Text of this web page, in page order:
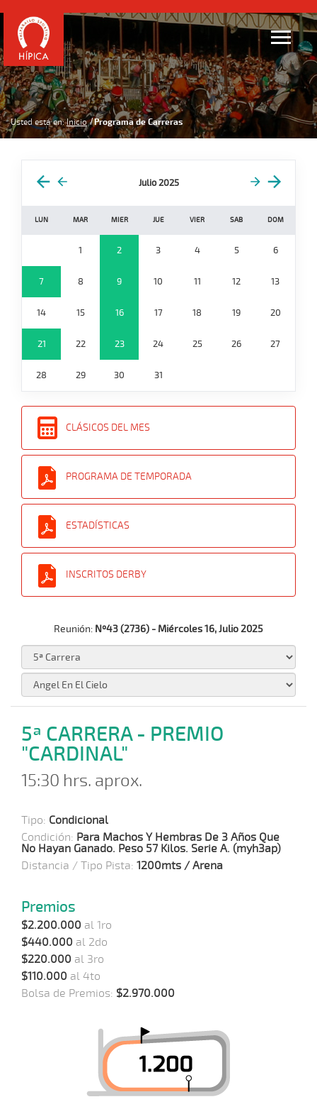
Usted está en: Inicio Programa de Carreras
Julio 2025
LUN MAR MIER JUE VIER SAB DOM
1 2 3 4 5 6
7 8 9 10 11 12 13
14 15 16 17 18 19 20
21 22 23 24 25 26 27
28 29 30 31
CLÁSICOS DEL MES
PROGRAMA DE TEMPORADA
ESTADÍSTICAS
INSCRITOS DERBY
Reunión: Nº43 (2736) - Miércoles 16, Julio 2025
5ª CARRERA - PREMIO
"CARDINAL"
15:30 hrs. aprox.
Tipo: Condicional
Condición: Para Machos Y Hembras De 3 Años Que
No Hayan Ganado. Peso 57 Kilos. Serie A. (myh3ap)
Distancia / Tipo Pista: 1200mts / Arena
Premios
$2.200.000 al 1ro
$440.000 al 2do
$220.000 al 3ro
$110.000 al 4to
Bolsa de Premios: $2.970.000